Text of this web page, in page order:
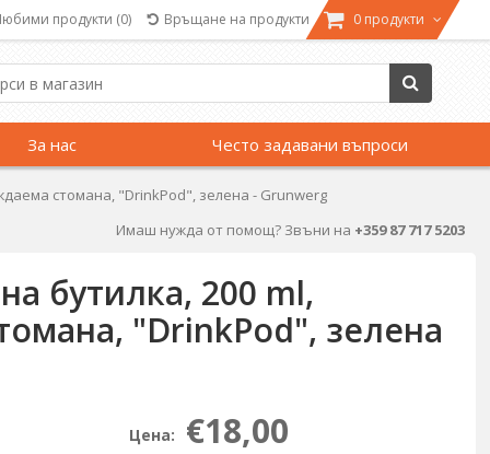
продукти (0) Връщане на продукти 0 продукти
За нас Често задавани въпроси
стомана, "DrinkPod", зелена - Grunwerg
Имаш нужда от помощ? Звъни на +359 87 717 5203
бутилка, 200 ml,
"DrinkPod", зелена
Цена: €18,00